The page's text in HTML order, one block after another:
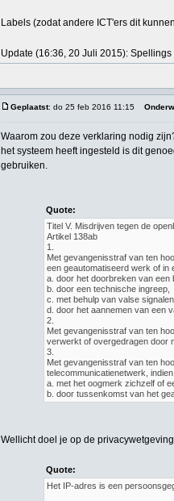
Labels (zodat andere ICT'ers dit
Update (16:36, 20 Juli 2015): Spellings
Geplaatst: do 25 feb 2016 11:15
Waarom zou deze verklaring nodig
het systeem heeft ingesteld is dit
gebruiken.
Quote:
Titel V. Misdrijven tegen de
Artikel 138ab
1.
Met gevangenisstraf van ten
een geautomatiseerd werk of in
a. door het doorbreken van een
b. door een technische ingreep,
c. met behulp van valse
d. door het aannemen van een
2.
Met gevangenisstraf van ten
verwerkt of overgedragen door
3.
Met gevangenisstraf van ten
telecommunicatienetwerk,
a. met het oogmerk zichzelf of
b. door tussenkomst van het
Wellicht doel je op de
Quote:
Het IP-adres is een